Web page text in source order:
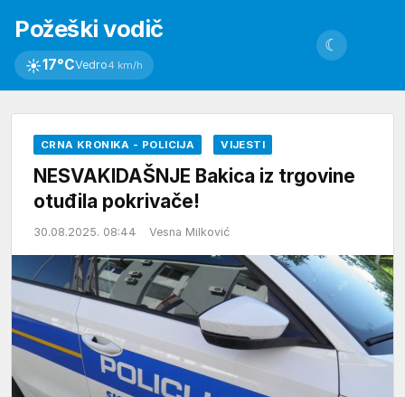
Požeški vodič
☀17°CVedro4 km/h
☾
CRNA KRONIKA - POLICIJA VIJESTI
NESVAKIDAŠNJE Bakica iz trgovine
otuđila pokrivače!
30.08.2025. 08:44 Vesna Milković